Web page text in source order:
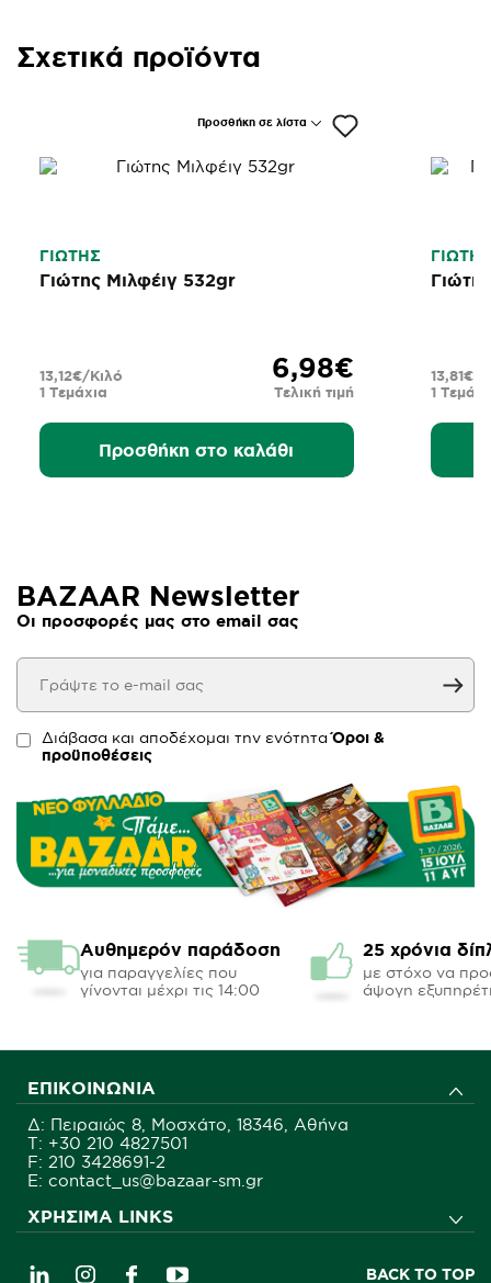
Σχετικά προϊόντα
Προσθήκη σε λίστα
ΓΙΩΤΗΣ
Γιώτης Μιλφέιγ 532gr
6,98€
Τελική τιμή
1 Τεμάχια
13,12€/Κιλό
Προσθήκη στο καλάθι
ΓΙΩΤΗΣ
1
13,81€/
BAZAAR Newsletter
Οι προσφορές μας στο email σας
Διάβασα και αποδέχομαι την ενότηταΌροι &
προϋποθέσεις
Αυθημερόν παράδοση
για παραγγελίες που
γίνονται μέχρι τις 14:00
25 χρόνια
με στόχο να
άψογη
ΕΠΙΚΟΙΝΩΝΊΑ
Δ: Πειραιώς 8, Μοσχάτο, 18346, Αθήνα
Τ: +30 210 4827501
F: 210 3428691-2
E: contact_us@bazaar-sm.gr
ΧΡΉΣΙΜΑ LINKS
BACK TO TOP